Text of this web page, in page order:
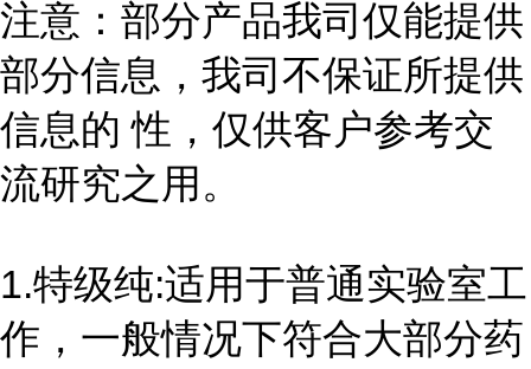
注意：部分产品我司仅能提供
部分信息，我司不保证所提供
信息的 性，仅供客户参考交
流研究之用。
1.特级纯:适用于普通实验室工
作，一般情况下符合大部分药